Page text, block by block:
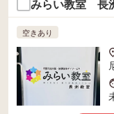
みらい教室 長
空きあり